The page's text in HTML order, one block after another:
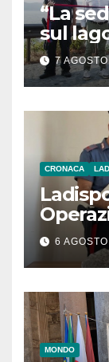
“La
sul
7
CRONACA
6
MONDO